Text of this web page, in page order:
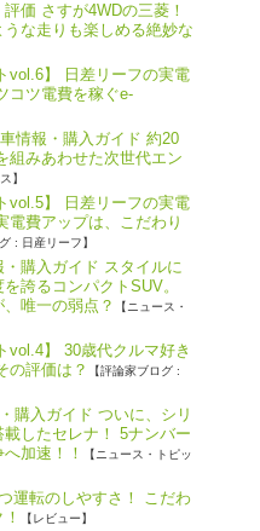
価 さすが4WDの三菱！
な走りも楽しめる絶妙な
vol.6】 日差リーフの実電
コツ電費を稼ぐe-
情報・購入ガイド 約20
組みあわせた次世代エン
】
vol.5】 日差リーフの実電
電費アップは、こだわり
: 日産リーフ】
購入ガイド スタイルに
誇るコンパクトSUV。
唯一の弱点？
【ニュース・
vol.4】 30歳代クルマ好き
の評価は？
【評論家ブログ :
購入ガイド ついに、シリ
したセレナ！ 5ナンバー
加速！！
【ニュース・トピッ
運転のしやすさ！ こだわ
【レビュー】